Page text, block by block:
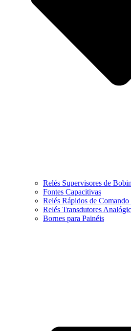
Relés Supervisores de
Fontes Capacitivas
Relés Rápidos de
Relés Transdutores
Bornes para Painéis